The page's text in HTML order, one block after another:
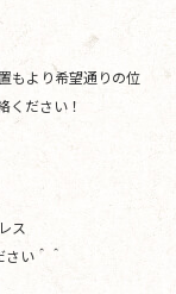
もより希望通りの位
ください！
ス
い＾＾